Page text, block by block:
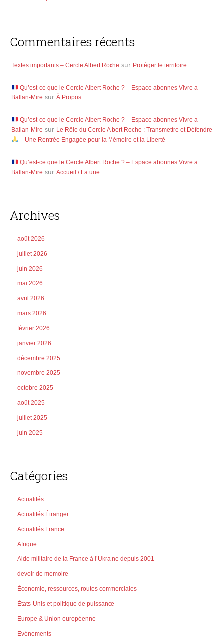
Commentaires récents
Textes importants – Cercle Albert Roche sur Protéger le territoire
Qu’est-ce que le Cercle Albert Roche ? – Espace abonnes Vivre a
Ballan-Mire sur À Propos
Qu’est-ce que le Cercle Albert Roche ? – Espace abonnes Vivre a
Ballan-Mire sur Le Rôle du Cercle Albert Roche : Transmettre et Défendre
– Une Rentrée Engagée pour la Mémoire et la Liberté
Qu’est-ce que le Cercle Albert Roche ? – Espace abonnes Vivre a
Ballan-Mire sur Accueil / La une
Archives
août 2026
juillet 2026
juin 2026
mai 2026
avril 2026
mars 2026
février 2026
janvier 2026
décembre 2025
novembre 2025
octobre 2025
août 2025
juillet 2025
juin 2025
Catégories
Actualités
Actualités Étranger
Actualités France
Afrique
Aide militaire de la France à l’Ukraine depuis 2001
devoir de memoire
Économie, ressources, routes commerciales
États-Unis et politique de puissance
Europe & Union européenne
Evénements